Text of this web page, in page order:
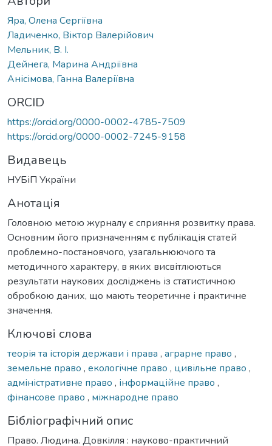
Яра, Олена Сергіївна
Ладиченко, Віктор Валерійович
Мельник, В. І.
Дейнега, Марина Андріївна
Анісімова, Ганна Валеріївна
ORCID
https://orcid.org/0000-0002-4785-7509
https://orcid.org/0000-0002-7245-9158
Видавець
НУБіП України
Анотація
Головною метою журналу є сприяння розвитку права.
Основним його призначенням є публікація статей
проблемно-постановчого, узагальнюючого та
методичного характеру, в яких висвітлюються
результати наукових досліджень із статистичною
обробкою даних, що мають теоретичне і практичне
значення.
Ключові слова
теорія та історія держави і права , аграрне право ,
земельне право , екологічне право , цивільне право ,
адміністративне право , інформаційне право ,
фінансове право , міжнародне право
Бібліографічний опис
Право. Людина. Довкілля : науково-практичний